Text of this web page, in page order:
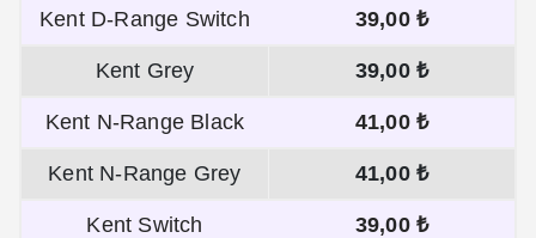
Kent D-Range Switch 39,00 ₺
Kent Grey 39,00 ₺
Kent N-Range Black 41,00 ₺
Kent N-Range Grey 41,00 ₺
Kent Switch 39,00 ₺